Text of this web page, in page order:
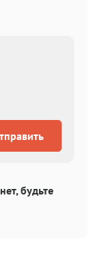
будьте